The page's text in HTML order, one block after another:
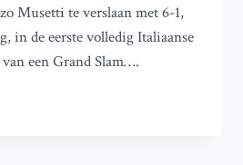
Musetti te verslaan met 6-1,
in de eerste volledig Italiaanse
een Grand Slam….